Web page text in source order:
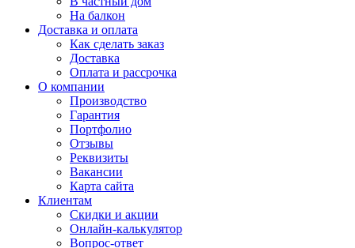
На балкон
Доставка и оплата
Как сделать заказ
Доставка
Оплата и рассрочка
О компании
Производство
Гарантия
Портфолио
Отзывы
Реквизиты
Вакансии
Карта сайта
Клиентам
Скидки и акции
Онлайн-калькулятор
Вопрос-ответ